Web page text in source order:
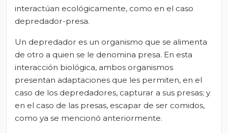
interactúan ecológicamente, como en el caso
depredador-presa.
Un depredador es un organismo que se alimenta
de otro a quien se le denomina presa. En esta
interacción biológica, ambos organismos
presentan adaptaciones que les permiten, en el
caso de los depredadores, capturar a sus presas; y
en el caso de las presas, escapar de ser comidos,
como ya se mencionó anteriormente.